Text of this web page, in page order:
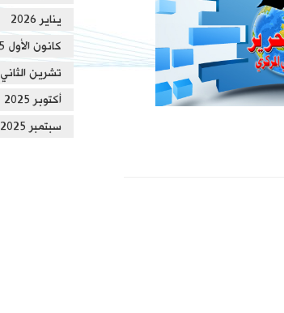
يناير 2026
كانون الأول 2025
تشرين الثاني 2025
أكتوبر 2025
سبتمبر 2025